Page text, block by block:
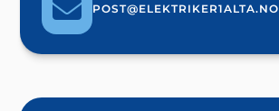
POST@ELEKTRIKER1ALTA.NO